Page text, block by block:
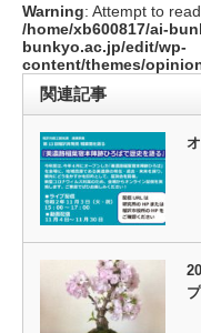
Warning: Attempt to
/home/xb600817/ai-
bunkyo.ac.jp/edit/wp-
content/themes/
関連記事
プ